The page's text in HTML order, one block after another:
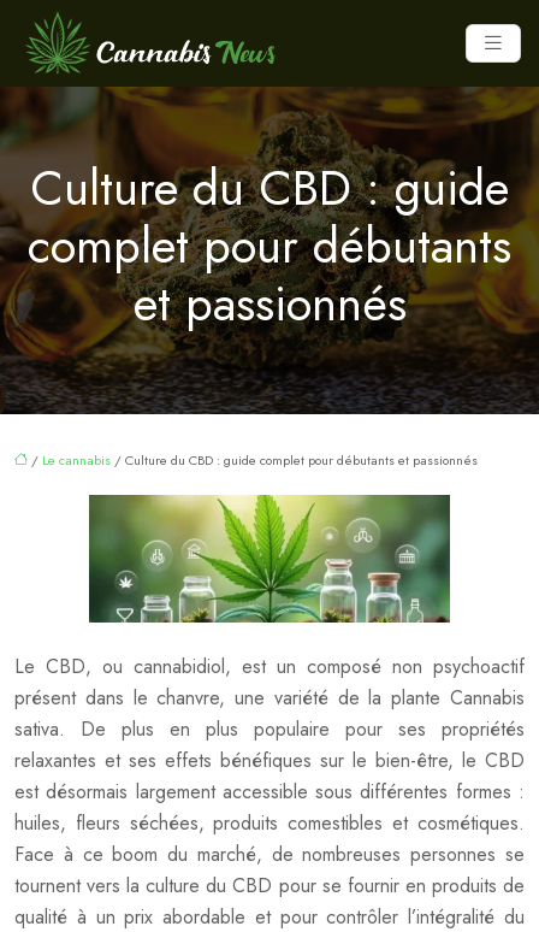
Culture du CBD : guide
complet pour débutants
et passionnés
/ Le cannabis / Culture du CBD : guide complet pour débutants et passionnés
Le CBD, ou cannabidiol, est un composé non psychoactif
présent dans le chanvre, une variété de la plante Cannabis
sativa. De plus en plus populaire pour ses propriétés
relaxantes et ses effets bénéfiques sur le bien-être, le CBD
est désormais largement accessible sous différentes formes :
huiles, fleurs séchées, produits comestibles et cosmétiques.
Face à ce boom du marché, de nombreuses personnes se
tournent vers la culture du CBD pour se fournir en produits de
qualité à un prix abordable et pour contrôler l’intégralité du